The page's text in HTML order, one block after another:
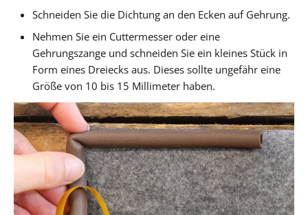
Schneiden Sie die Dichtung an den Ecken auf Gehrung.
Nehmen Sie ein Cuttermesser oder eine
Gehrungszange und schneiden Sie ein kleines Stück in
Form eines Dreiecks aus. Dieses sollte ungefähr eine
Größe von 10 bis 15 Millimeter haben.